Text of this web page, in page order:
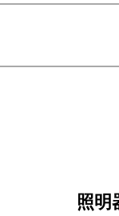
照